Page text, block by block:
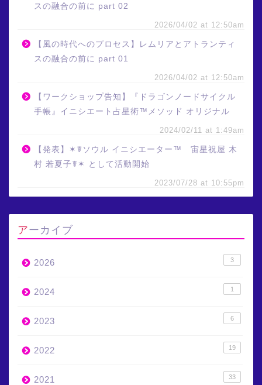
スの融合の前に part 02
2026/04/02 at 12:50am
【風の時代へのプロセス】レムリアとアトランティ
スの融合の前に part 01
2026/04/02 at 12:50am
【ワークショップ告知】『ドラゴンノードサイクル
手帳』イニシエート占星術™メソッド オリジナル
2024/02/11 at 1:49am
【発表】✶☤ソウル イニシエーター™ 宙星祝屋 木
村 若夏子☤✶ として活動開始
2023/07/28 at 10:55pm
アーカイブ
2026 3
2024 1
2023 6
2022 19
2021 33